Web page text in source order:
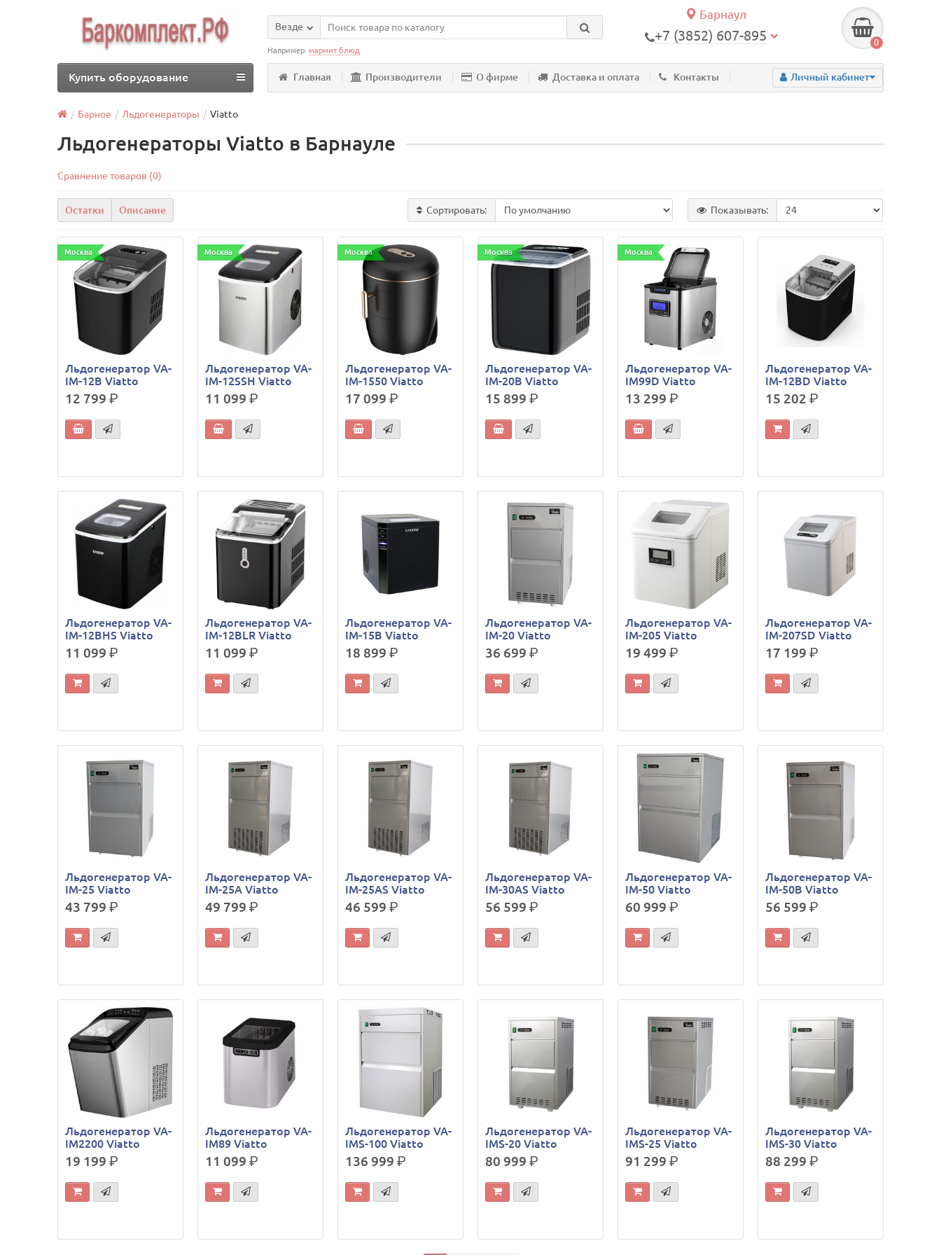
Барнаул
+7 (3852) 607-895 0
Везде
Например:мармит блюд
Главная Производители О фирме Доставка и оплата Контакты Личный кабинет
Купить оборудование
Барное Льдогенераторы Viatto
Льдогенераторы Viatto в Барнауле
Сравнение товаров (0)
Остатки Описание Сортировать: Показывать:
Москва
Льдогенератор VA-
IM-12B Viatto
12 799р.
Москва
Льдогенератор VA-
IM-12SSH Viatto
11 099р.
Москва
Льдогенератор VA-
IM-1550 Viatto
17 099р.
Москва
Льдогенератор VA-
IM-20В Viatto
15 899 р.
Москва
Льдогенератор VA-
IM99D Viatto
13 299 р.
Льдогенератор VA-
IM-12BD Viatto
15 202 р.
Льдогенератор VA-
IM-12BHS Viatto
11 099р.
Льдогенератор VA-
IM-12BLR Viatto
11 099р.
Льдогенератор VA-
IM-15B Viatto
18 899р.
Льдогенератор VA-
IM-20 Viatto
36 699 р.
Льдогенератор VA-
IM-205 Viatto
19 499 р.
Льдогенератор VA-
IM-207SD Viatto
17 199 р.
Льдогенератор VA-
IM-25 Viatto
43 799р.
Льдогенератор VA-
IM-25A Viatto
49 799р.
Льдогенератор VA-
IM-25AS Viatto
46 599р.
Льдогенератор VA-
IM-30AS Viatto
56 599 р.
Льдогенератор VA-
IM-50 Viatto
60 999 р.
Льдогенератор VA-
IM-50B Viatto
56 599 р.
Льдогенератор VA-
IM2200 Viatto
19 199р.
Льдогенератор VA-
IM89 Viatto
11 099р.
Льдогенератор VA-
IMS-100 Viatto
136 999р.
Льдогенератор VA-
IMS-20 Viatto
80 999 р.
Льдогенератор VA-
IMS-25 Viatto
91 299 р.
Льдогенератор VA-
IMS-30 Viatto
88 299 р.